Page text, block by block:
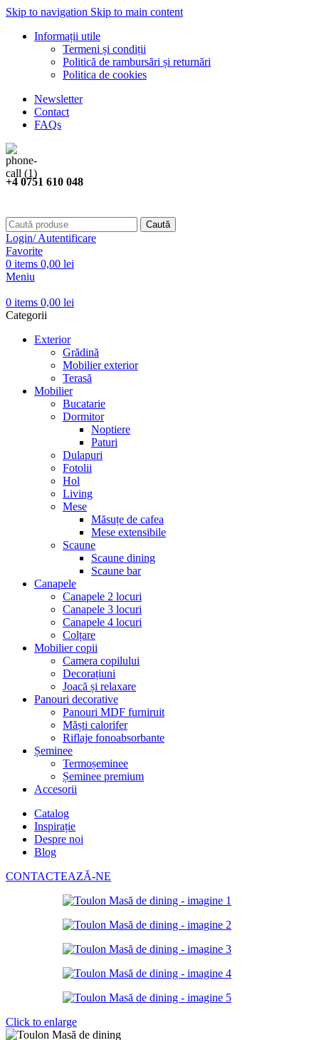
Skip to navigation Skip to main content
Informații utile
Termeni și condiții
Politică de rambursări și returnări
Politica de cookies
Newsletter
Contact
FAQs
+4 0751 610 048
Caută
Login/ Autentificare
Favorite
0 items 0,00 lei
Meniu
0 items 0,00 lei
Categorii
Exterior
Grădină
Mobilier exterior
Terasă
Mobilier
Bucatarie
Dormitor
Noptiere
Paturi
Dulapuri
Fotolii
Hol
Living
Mese
Măsuțe de cafea
Mese extensibile
Scaune
Scaune dining
Scaune bar
Canapele
Canapele 2 locuri
Canapele 3 locuri
Canapele 4 locuri
Colțare
Mobilier copii
Camera copilului
Decorațiuni
Joacă și relaxare
Panouri decorative
Panouri MDF furniruit
Măști calorifer
Riflaje fonoabsorbante
Șeminee
Termoșeminee
Șeminee premium
Accesorii
Catalog
Inspirație
Despre noi
Blog
CONTACTEAZĂ-NE
Click to enlarge